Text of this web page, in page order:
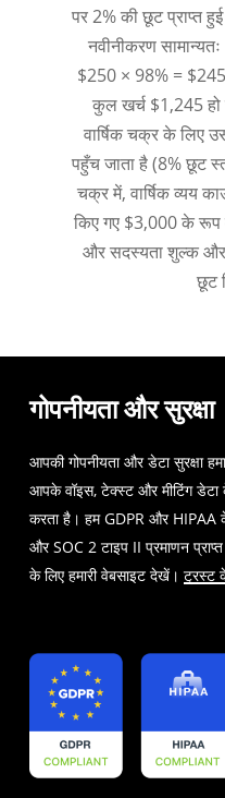
पर 2% की छूट प्राप्त
नवीनीकरण
$250 × 98% = $245
कुल खर्च $1,245
वार्षिक चक्र के लिए
पहुँच जाता है (8% छूट
चक्र में, वार्षिक व्यय
किए गए $3,000 के रूप
और सदस्यता शुल्क
छूट
गोपनीयता और सुरक्षा
आपकी गोपनीयता और डेटा सुरक्षा
आपके वॉइस, टेक्स्ट और मीटिंग डेटा
करता है। हम GDPR और HIPAA
और SOC 2 टाइप II प्रमाणन
के लिए हमारी वेबसाइट देखें। ट्रस्ट